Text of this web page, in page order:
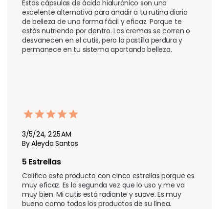
Estas cápsulas de ácido hialurónico son una
excelente alternativa para añadir a tu rutina diaria
de belleza de una forma fácil y eficaz. Porque te
estás nutriendo por dentro. Las cremas se corren o
desvanecen en el cutis, pero la pastilla perdura y
permanece en tu sistema aportando belleza.
3/5/24, 2:25 AM
By Aleyda Santos
5 Estrellas
Califico este producto con cinco estrellas porque es
muy eficaz. Es la segunda vez que lo uso y me va
muy bien. Mi cutis está radiante y suave. Es muy
bueno como todos los productos de su línea.